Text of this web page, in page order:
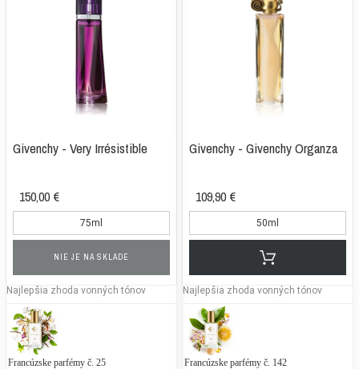
Givenchy - Very Irrésistible
150,00 €
75ml
NIE JE NA SKLADE
Najlepšia zhoda vonných tónov
Francúzske parfémy č. 25 Calvin Klein - CK2 (UNISEX)
Givenchy - Givenchy Organza
109,90 €
50ml
Najlepšia zhoda vonných tónov
Francúzske parfémy č. 142